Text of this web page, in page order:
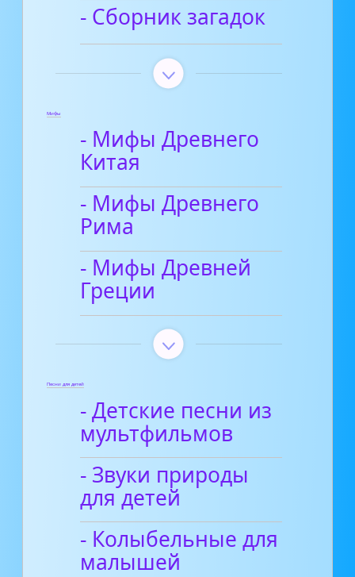
- Сборник загадок
Мифы
- Мифы Древнего
Китая
- Мифы Древнего
Рима
- Мифы Древней
Греции
Песни для детей
- Детские песни из
мультфильмов
- Звуки природы
для детей
- Колыбельные для
малышей